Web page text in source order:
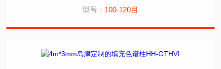
型号： 100-120目